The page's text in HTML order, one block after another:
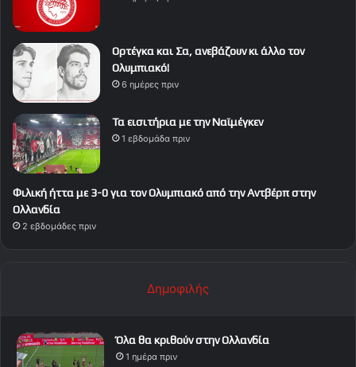
Ορτέγκα και Σα, ανεβάζουν κι άλλο τον
Ολυμπιακό!
6 ημέρες πριν
Τα εισιτήρια με την Ναϊμέγκεν
1 εβδομάδα πριν
Φιλική ήττα με 3-0 για τον Ολυμπιακό από την Αντβέρπ στην
Ολλανδία
2 εβδομάδες πριν
Δημοφιλής
Όλα θα κριθούν στην Ολλανδία
1 ημέρα πριν